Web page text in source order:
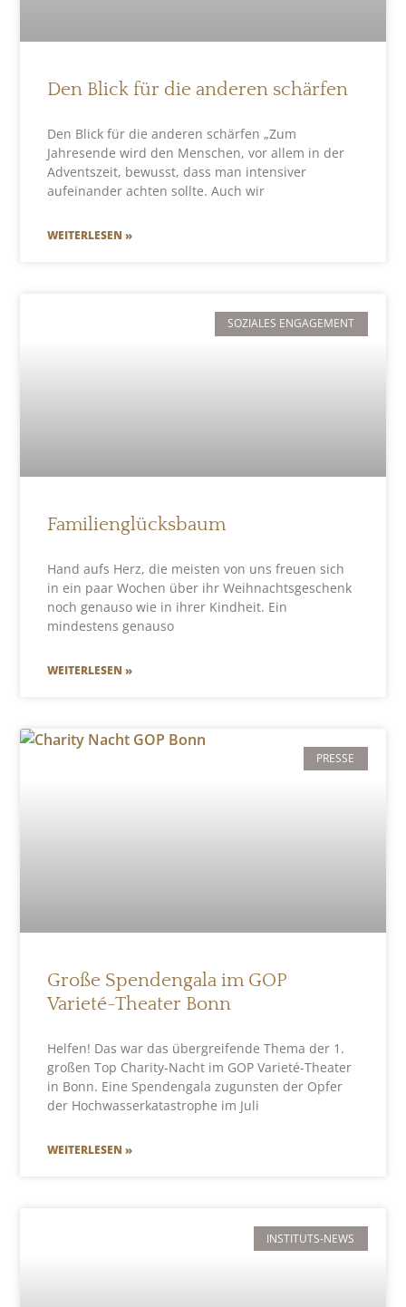
Den Blick für die anderen schärfen
Den Blick für die anderen schärfen „Zum
Jahresende wird den Menschen, vor allem in der
Adventszeit, bewusst, dass man intensiver
aufeinander achten sollte. Auch wir
WEITERLESEN »
SOZIALES ENGAGEMENT
Familienglücksbaum
Hand aufs Herz, die meisten von uns freuen sich
in ein paar Wochen über ihr Weihnachtsgeschenk
noch genauso wie in ihrer Kindheit. Ein
mindestens genauso
WEITERLESEN »
PRESSE
Große Spendengala im GOP
Varieté-Theater Bonn
Helfen! Das war das übergreifende Thema der 1.
großen Top Charity-Nacht im GOP Varieté-Theater
in Bonn. Eine Spendengala zugunsten der Opfer
der Hochwasserkatastrophe im Juli
WEITERLESEN »
INSTITUTS-NEWS